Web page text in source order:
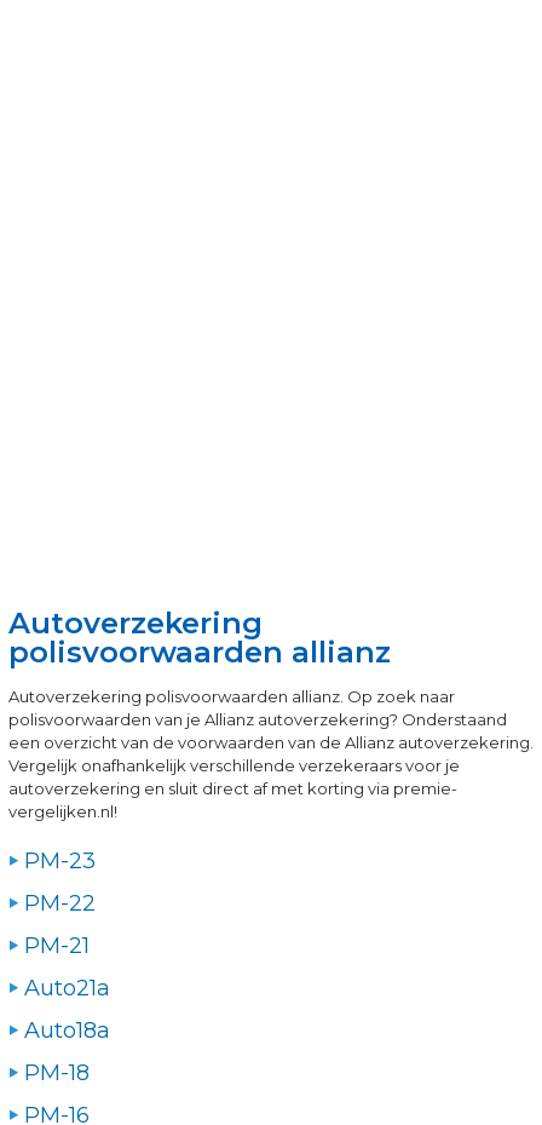
Autoverzekering
polisvoorwaarden allianz
Autoverzekering polisvoorwaarden allianz. Op zoek naar
polisvoorwaarden van je Allianz autoverzekering? Onderstaand
een overzicht van de voorwaarden van de Allianz autoverzekering.
Vergelijk onafhankelijk verschillende verzekeraars voor je
autoverzekering en sluit direct af met korting via premie-
vergelijken.nl!
PM-23
PM-22
PM-21
Auto21a
Auto18a
PM-18
PM-16